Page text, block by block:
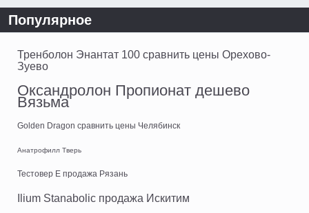
Популярное
Тренболон Энантат 100 сравнить цены Орехово-
Зуево
Оксандролон Пропионат дешево
Вязьма
Golden Dragon сравнить цены Челябинск
Анатрофилл Тверь
Тестовер Е продажа Рязань
Ilium Stanabolic продажа Искитим